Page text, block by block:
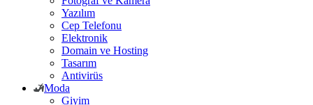
Yazılım
Cep Telefonu
Elektronik
Domain ve Hosting
Tasarım
Antivirüs
Moda
Giyim